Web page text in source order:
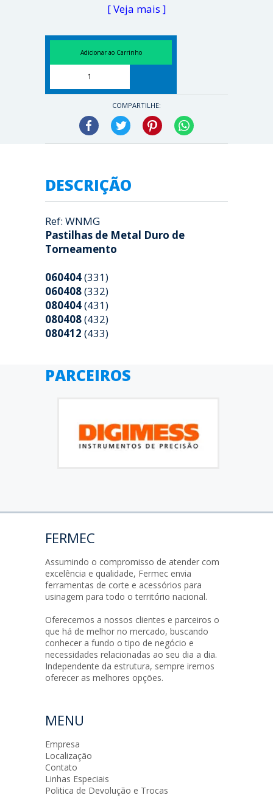
[ Veja mais ]
COMPARTILHE:
Facebook Twitter Pinterest
DESCRIÇÃO
Ref: WNMG
Pastilhas de Metal Duro de
Torneamento
060404(331)
060408(332)
080404(431)
080408(432)
080412 (433)
PARCEIROS
FERMEC
Assumindo o compromisso de atender com
excelência e qualidade, Fermec envia
ferramentas de corte e acessórios para
usinagem para todo o território nacional.
Oferecemos a nossos clientes e parceiros o
que há de melhor no mercado, buscando
conhecer a fundo o tipo de negócio e
necessidades relacionadas ao seu dia a dia.
Independente da estrutura, sempre iremos
oferecer as melhores opções.
MENU
Empresa
Localização
Contato
Linhas Especiais
Politica de Devolução e Trocas